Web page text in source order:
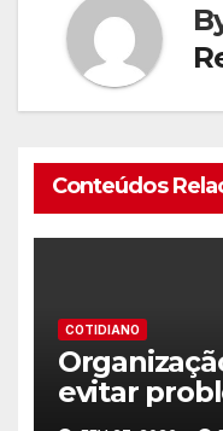
Conteúdos
COTIDIANO
evitar